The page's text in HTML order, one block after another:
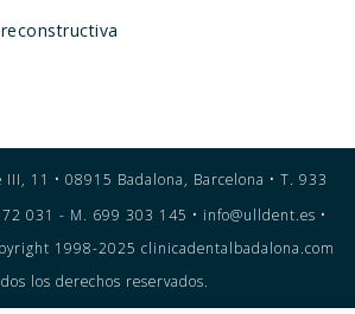
III, 11 • 08915 Badalona, Barcelona • T. 933
031 - M. 699 303 145 • info@ulldent.es •
1998-2025 clinicadentalbadalona.com
los derechos reservados.